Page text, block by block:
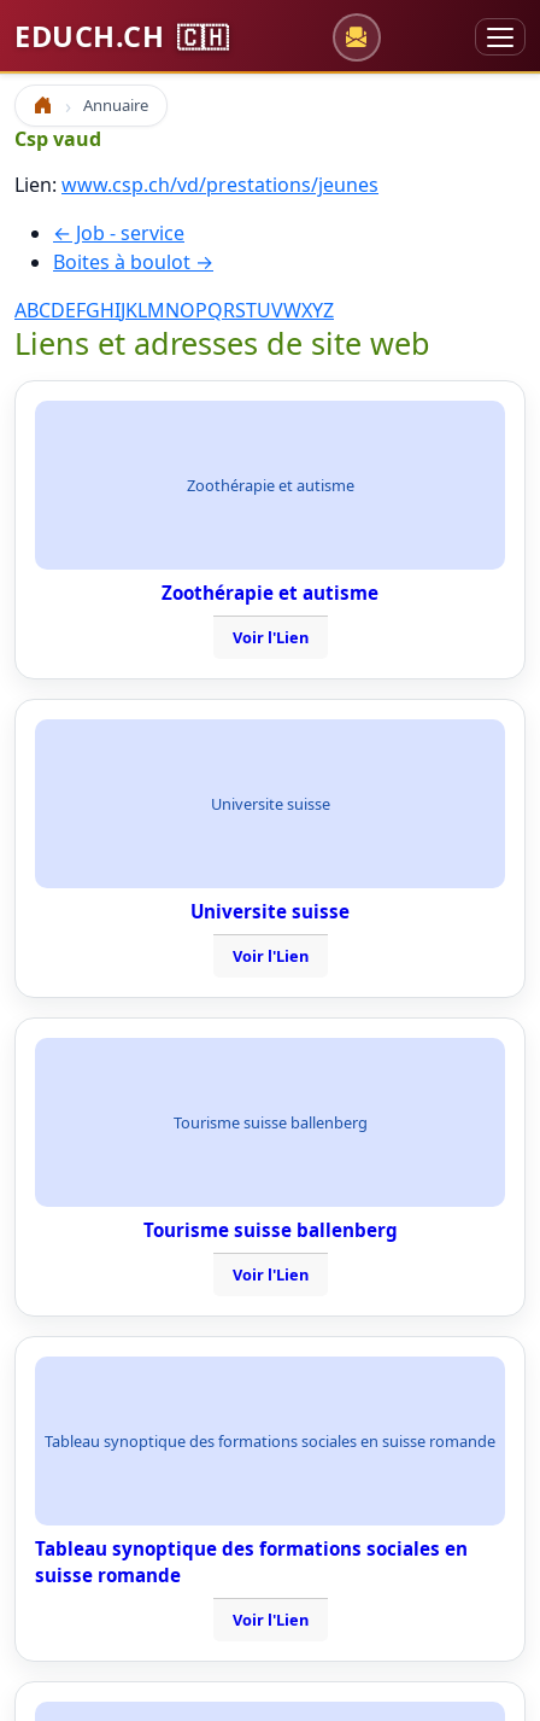
EDUCH.CH 🇨🇭
Accueil Annuaire
Csp vaud
Lien: www.csp.ch/vd/prestations/jeunes
← Job - service
Boites à boulot →
ABCDEFGHIJKLMNOPQRSTUVWXYZ
Liens et adresses de site web
Zoothérapie et autisme
Zoothérapie et autisme
Voir l'Lien
Universite suisse
Universite suisse
Voir l'Lien
Tourisme suisse ballenberg
Tourisme suisse ballenberg
Voir l'Lien
Tableau synoptique des formations sociales en suisse romande
Tableau synoptique des formations sociales en
suisse romande
Voir l'Lien